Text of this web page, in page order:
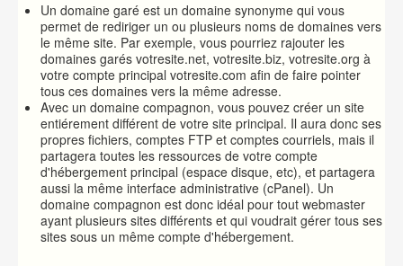
Un domaine garé est un domaine synonyme qui vous
permet de rediriger un ou plusieurs noms de domaines vers
le même site. Par exemple, vous pourriez rajouter les
domaines garés votresite.net, votresite.biz, votresite.org à
votre compte principal votresite.com afin de faire pointer
tous ces domaines vers la même adresse.
Avec un domaine compagnon, vous pouvez créer un site
entiérement différent de votre site principal. Il aura donc ses
propres fichiers, comptes FTP et comptes courriels, mais il
partagera toutes les ressources de votre compte
d'hébergement principal (espace disque, etc), et partagera
aussi la même interface administrative (cPanel). Un
domaine compagnon est donc idéal pour tout webmaster
ayant plusieurs sites différents et qui voudrait gérer tous ses
sites sous un même compte d'hébergement.